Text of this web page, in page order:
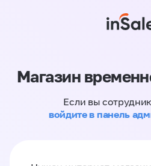
Магазин
Если вы
войдите в панель